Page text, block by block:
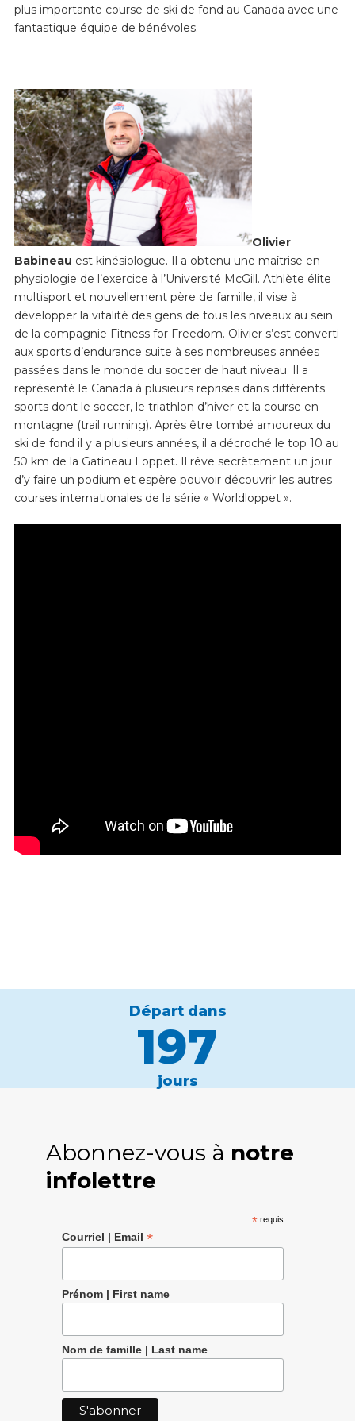
plus importante course de ski de fond au Canada avec une
fantastique équipe de bénévoles.
Olivier
Babineau est kinésiologue. Il a obtenu une maîtrise en
physiologie de l’exercice à l’Université McGill. Athlète élite
multisport et nouvellement père de famille, il vise à
développer la vitalité des gens de tous les niveaux au sein
de la compagnie Fitness for Freedom. Olivier s’est converti
aux sports d’endurance suite à ses nombreuses années
passées dans le monde du soccer de haut niveau. Il a
représenté le Canada à plusieurs reprises dans différents
sports dont le soccer, le triathlon d’hiver et la course en
montagne (trail running). Après être tombé amoureux du
ski de fond il y a plusieurs années, il a décroché le top 10 au
50 km de la Gatineau Loppet. Il rêve secrètement un jour
d’y faire un podium et espère pouvoir découvrir les autres
courses internationales de la série « Worldloppet ».
Départ dans
197
jours
Abonnez-vous à notre
infolettre
* requis
Courriel | Email *
Prénom | First name
Nom de famille | Last name